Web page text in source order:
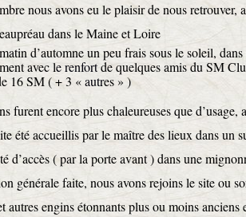
nous avons eu le plaisir de nous retrouver,
dans le Maine et Loire
d’automne un peu frais sous le soleil, dans
avec le renfortde quelques amis du SM
16 SM ( + 3 «autres » )
encore plus chaleureuses que d’usage,
été accueillis par le maître des lieux dans un
d’accès ( par la porte avant ) dans une
générale faite, nous avons rejoins le site ou
autres engins étonnants plus ou moins anciens